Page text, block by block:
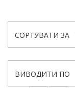
СОРТУВАТИ ЗА
ВИВОДИТИ ПО